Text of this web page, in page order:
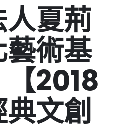
夏荊
藝術基
2018
文創